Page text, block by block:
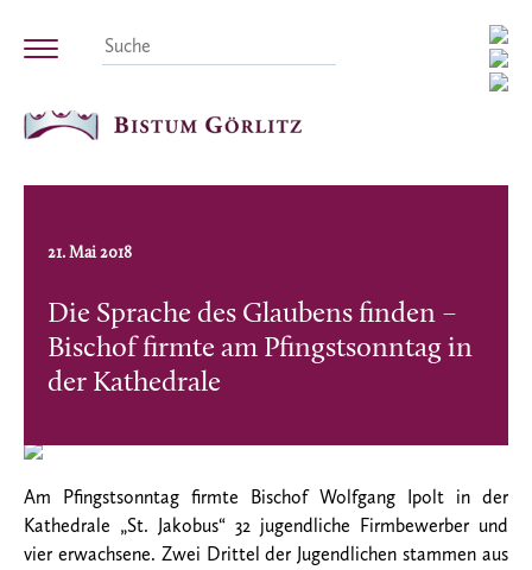
21. Mai 2018
Die Sprache des Glaubens finden –
Bischof firmte am Pfingstsonntag in
der Kathedrale
Am Pfingstsonntag firmte Bischof Wolfgang Ipolt in der
Kathedrale „St. Jakobus“ 32 jugendliche Firmbewerber und
vier erwachsene. Zwei Drittel der Jugendlichen stammen aus